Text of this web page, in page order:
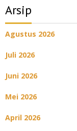
Arsip
Agustus 2026
Juli 2026
Juni 2026
Mei 2026
April 2026